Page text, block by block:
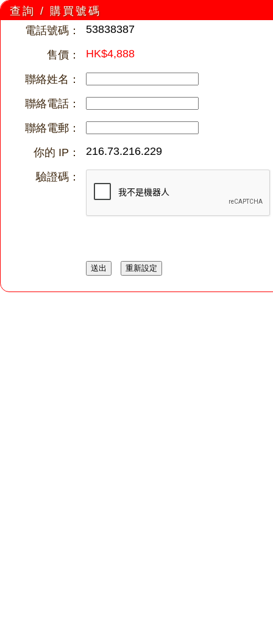
查詢 / 購買號碼
電話號碼：
53838387
售價： HK$4,888
聯絡姓名：
聯絡電話：
聯絡電郵：
你的 IP：
216.73.216.229
驗證碼：